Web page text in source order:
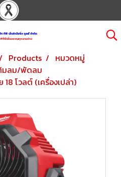
Products
หมวดหมู่
มลม/พัดลม
โวลต์ (เครื่องเปล่า)